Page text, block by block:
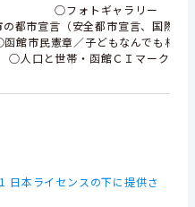
○フォトギャラリー
都市宣言（安全都市宣言、国際観
館市民憲章／子どもなんでも相談
○人口と世帯・函館ＣＩマーク ほ
日本ライセンスの下に提供さ